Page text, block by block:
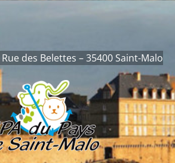
Rue des Belettes – 35400 Saint-Malo